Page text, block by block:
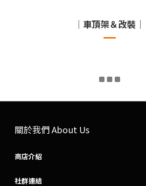
｜車頂架＆改裝｜
關於我們 About Us
商店介紹
社群連結